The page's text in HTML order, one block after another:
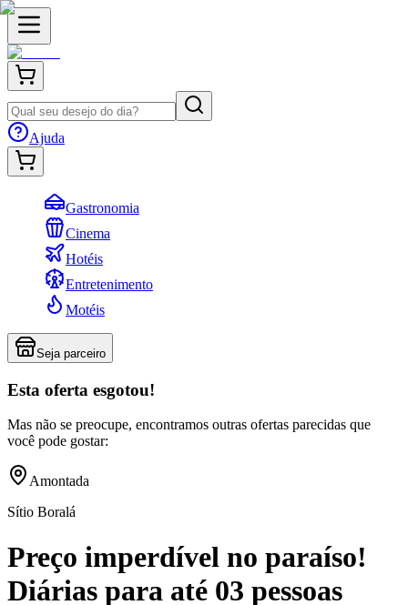
Ajuda
Gastronomia
Cinema
Hotéis
Entretenimento
Motéis
Seja parceiro
Esta oferta esgotou!
Mas não se preocupe, encontramos outras ofertas parecidas que
você pode gostar:
Amontada
Sítio Boralá
Preço imperdível no paraíso!
Diárias para até 03 pessoas